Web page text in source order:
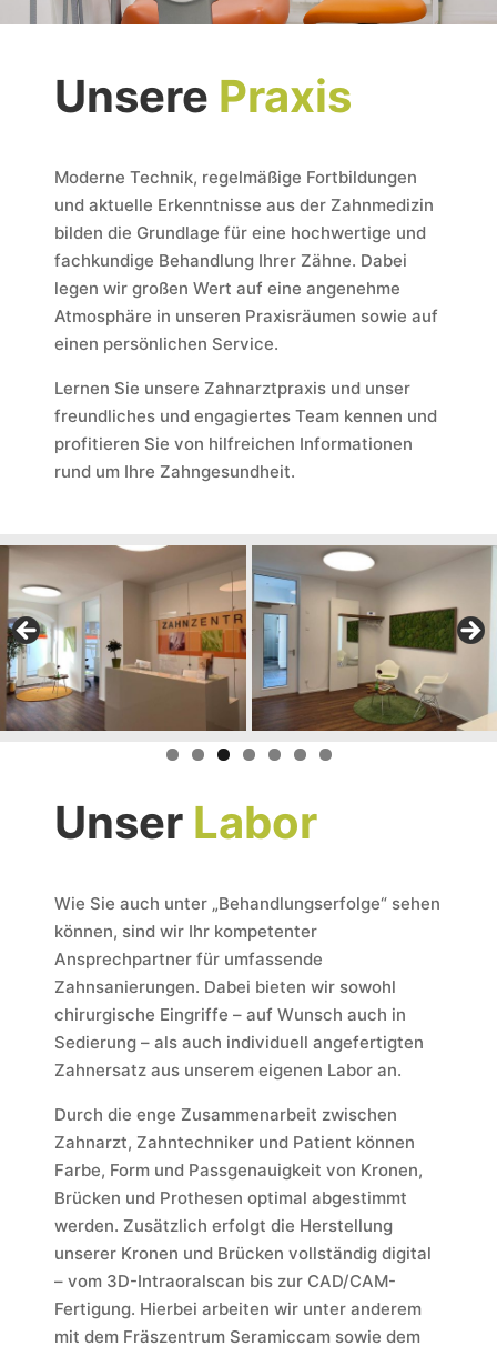
Unsere Praxis
Moderne Technik, regelmäßige Fortbildungen
und aktuelle Erkenntnisse aus der Zahnmedizin
bilden die Grundlage für eine hochwertige und
fachkundige Behandlung Ihrer Zähne. Dabei
legen wir großen Wert auf eine angenehme
Atmosphäre in unseren Praxisräumen sowie auf
einen persönlichen Service.
Lernen Sie unsere Zahnarztpraxis und unser
freundliches und engagiertes Team kennen und
profitieren Sie von hilfreichen Informationen
rund um Ihre Zahngesundheit.
Unser Labor
Wie Sie auch unter „Behandlungserfolge“ sehen
können, sind wir Ihr kompetenter
Ansprechpartner für umfassende
Zahnsanierungen. Dabei bieten wir sowohl
chirurgische Eingriffe – auf Wunsch auch in
Sedierung – als auch individuell angefertigten
Zahnersatz aus unserem eigenen Labor an.
Durch die enge Zusammenarbeit zwischen
Zahnarzt, Zahntechniker und Patient können
Farbe, Form und Passgenauigkeit von Kronen,
Brücken und Prothesen optimal abgestimmt
werden. Zusätzlich erfolgt die Herstellung
unserer Kronen und Brücken vollständig digital
– vom 3D-Intraoralscan bis zur CAD/CAM-
Fertigung. Hierbei arbeiten wir unter anderem
mit dem Fräszentrum Seramiccam sowie dem